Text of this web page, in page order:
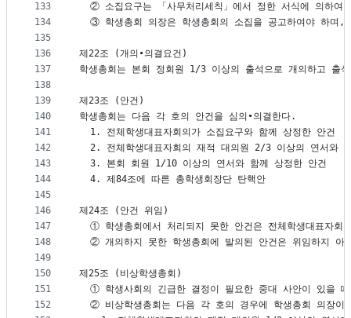
133
134
135
136
137
138
139
140
141
142
143
144
145
146
147
148
149
150
151
152
② 소집요구는 「사무처리세칙」에서 정한 서식에 의하여
③ 학생총회 의장은 학생총회의 소집을 공고하여야 하며,
제22조 (개의∙의결요건)
학생총회는 본회 정회원 1/3 이상의 출석으로 개의하고 출
제23조 (안건)
학생총회는 다음 각 호의 안건을 심의∙의결한다.
  1. 전체학생대표자회의가 소집요구와 함께 상정한 안건
2. 전체학생대표자회의 재적 대의원 2/3 이상의 연서와
  3. 본회 회원 1/10 이상의 연서와 함께 상정한 안건
  4. 제84조에 따른 총학생회장단 탄핵안
제24조 (안건 위임)
① 학생총회에서 처리되지 못한 안건은 전체학생대표자회
② 개의하지 못한 학생총회에 발의된 안건은 위임하지 아
제25조 (비상학생총회)
① 학생사회의 긴급한 결정이 필요한 중대 사안이 있을
② 비상학생총회는 다음 각 호의 경우에 학생총회 의장이